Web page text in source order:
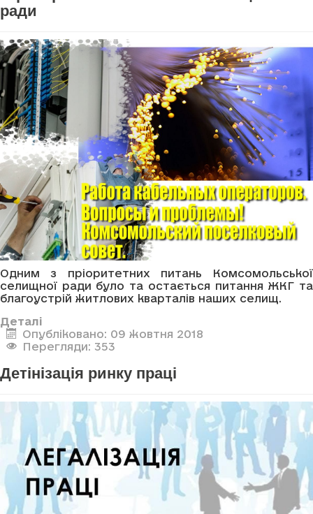
ради
Одним з пріоритетних питань Комсомольської
селищної ради було та остається питання ЖКГ та
благоустрій житлових кварталів наших селищ.
Деталі
Опубліковано: 09 жовтня 2018
Перегляди: 353
Детінізація ринку праці